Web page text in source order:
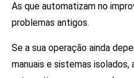
As que automatizam no
problemas antigos.
Se a sua operação ainda
manuais e sistemas isolados,